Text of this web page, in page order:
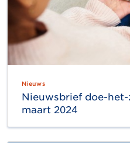
Nieuws
Nieuwsbrief doe-
maart 2024